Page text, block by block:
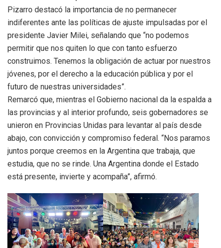
Pizarro destacó la importancia de no permanecer
indiferentes ante las políticas de ajuste impulsadas por el
presidente Javier Milei, señalando que “no podemos
permitir que nos quiten lo que con tanto esfuerzo
construimos. Tenemos la obligación de actuar por nuestros
jóvenes, por el derecho a la educación pública y por el
futuro de nuestras universidades”.
Remarcó que, mientras el Gobierno nacional da la espalda a
las provincias y al interior profundo, seis gobernadores se
unieron en Provincias Unidas para levantar al país desde
abajo, con convicción y compromiso federal. “Nos paramos
juntos porque creemos en la Argentina que trabaja, que
estudia, que no se rinde. Una Argentina donde el Estado
está presente, invierte y acompaña”, afirmó.